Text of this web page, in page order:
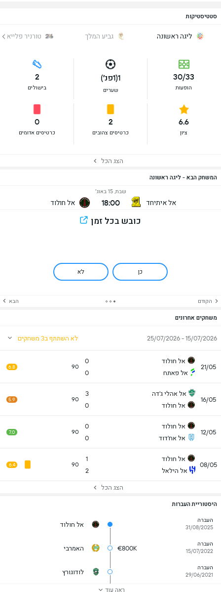
סטטיסטיקות
ליגה ראשונה גביע המלך טורניר
30/33
הופעות
1(1פנ׳)
שערים
2
בישולים
6.6
ציון
2
כרטיסים צהובים
0
כרטיסים אדומים
הצג הכל
המשחק הבא - ליגה ראשונה
אל איתיחד
שבת, 15 באוג׳
18:00 אל חולוד
כובש בכל זמן
כן לא
הקודם הבא
משחקים אחרונים
15/07/2026 - 25/07/2026 לא השתתף ב3 משחקים
21/05
אל חולוד
אל פאתח
0
0
90
6.8
16/05
אל אהלי ג'דה
אל חולוד
3
0
90
5.9
12/05
אל חולוד
אל אח'דוד
0
0
90
7.0
08/05
אל חולוד
אל הילאל
1
2
90
6.4
הצג הכל
היסטוריית העברות
העברה
31/08/2025
אל חולוד
העברה
15/07/2022
€800K האמרבי
העברה
29/06/2021
לודוגורץ
ראה עוד